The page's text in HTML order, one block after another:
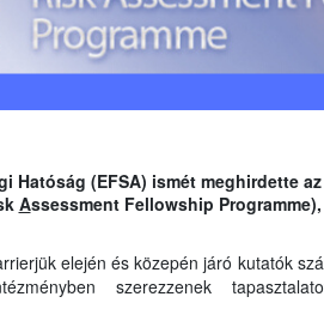
Hatóság (EFSA) ismét meghirdette az
Assessment Fellowship Programme),
elején és közepén járó kutatók
szerezzenek